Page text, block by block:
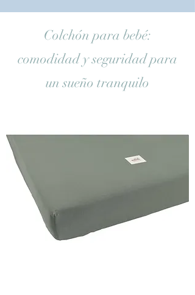
Colchón para bebé:
comodidad y seguridad para
un sueño tranquilo